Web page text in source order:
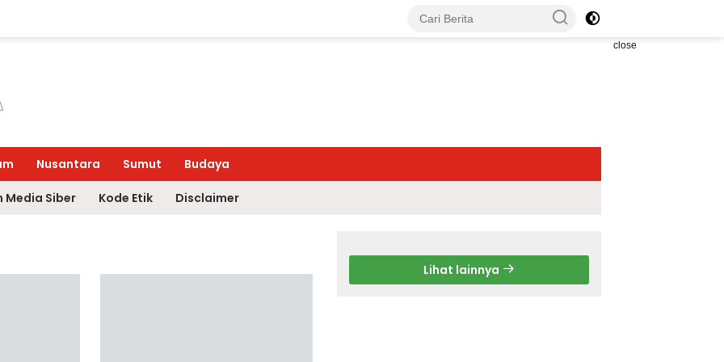
close
Nusantara Sumut Budaya
Media Siber Kode Etik Disclaimer
Lihat lainnya